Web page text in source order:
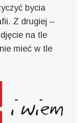
bycia
Z drugiej –
na tle
mieć w tle